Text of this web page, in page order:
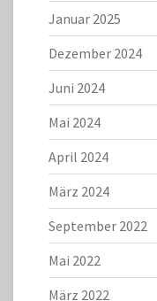
Januar 2025
Dezember 2024
Juni 2024
Mai 2024
April 2024
März 2024
September 2022
Mai 2022
März 2022